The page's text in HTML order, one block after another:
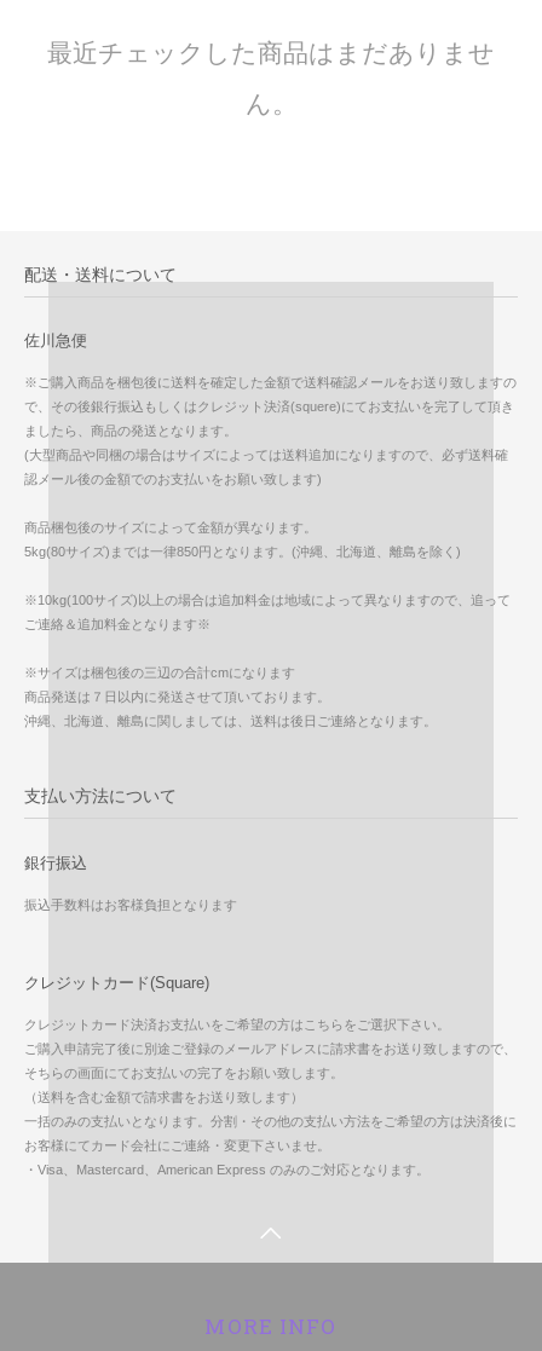
最近チェックした商品はまだありませ
ん。
配送・送料について
佐川急便
※ご購入商品を梱包後に送料を確定した金額で送料確認メールをお送り致しますの
で、その後銀行振込もしくはクレジット決済(squere)にてお支払いを完了して頂き
ましたら、商品の発送となります。
(大型商品や同梱の場合はサイズによっては送料追加になりますので、必ず送料確
認メール後の金額でのお支払いをお願い致します)
商品梱包後のサイズによって金額が異なります。
5kg(80サイズ)までは一律850円となります。(沖縄、北海道、離島を除く)
※10kg(100サイズ)以上の場合は追加料金は地域によって異なりますので、追って
ご連絡＆追加料金となります※
※サイズは梱包後の三辺の合計cmになります
商品発送は７日以内に発送させて頂いております。
沖縄、北海道、離島に関しましては、送料は後日ご連絡となります。
支払い方法について
銀行振込
振込手数料はお客様負担となります
クレジットカード(Square)
クレジットカード決済お支払いをご希望の方はこちらをご選択下さい。
ご購入申請完了後に別途ご登録のメールアドレスに請求書をお送り致しますので、
そちらの画面にてお支払いの完了をお願い致します。
（送料を含む金額で請求書をお送り致します）
一括のみの支払いとなります。分割・その他の支払い方法をご希望の方は決済後に
お客様にてカード会社にご連絡・変更下さいませ。
・Visa、Mastercard、American Express のみのご対応となります。
MORE INFO